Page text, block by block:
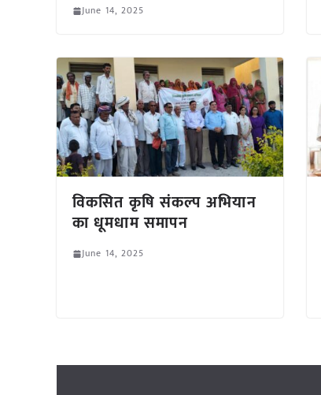
June 14, 2025
विकसित कृषि संकल्प अभियान
का धूमधाम समापन
June 14, 2025